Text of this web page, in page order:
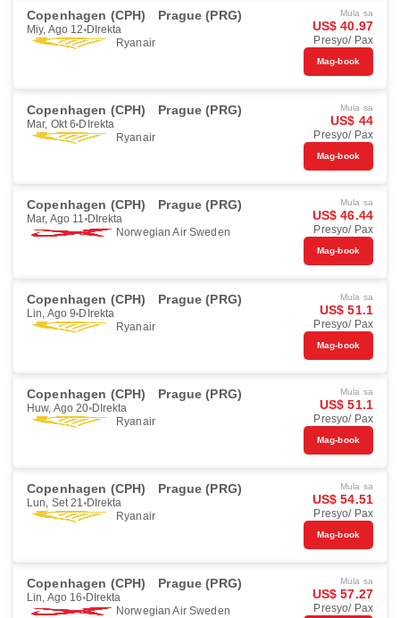
Copenhagen (CPH) Prague (PRG)
Miy, Ago 12 DIrekta
Ryanair
Mula sa
US$ 40.97
Presyo/ Pax
Mag-book
Copenhagen (CPH) Prague (PRG)
Mar, Okt 6 DIrekta
Ryanair
Mula sa
US$ 44
Presyo/ Pax
Mag-book
Copenhagen (CPH) Prague (PRG)
Mar, Ago 11 DIrekta
Norwegian Air Sweden
Mula sa
US$ 46.44
Presyo/ Pax
Mag-book
Copenhagen (CPH) Prague (PRG)
Lin, Ago 9 DIrekta
Ryanair
Mula sa
US$ 51.1
Presyo/ Pax
Mag-book
Copenhagen (CPH) Prague (PRG)
Huw, Ago 20 DIrekta
Ryanair
Mula sa
US$ 51.1
Presyo/ Pax
Mag-book
Copenhagen (CPH) Prague (PRG)
Lun, Set 21 DIrekta
Ryanair
Mula sa
US$ 54.51
Presyo/ Pax
Mag-book
Copenhagen (CPH) Prague (PRG)
Lin, Ago 16 DIrekta
Norwegian Air Sweden
Mula sa
US$ 57.27
Presyo/ Pax